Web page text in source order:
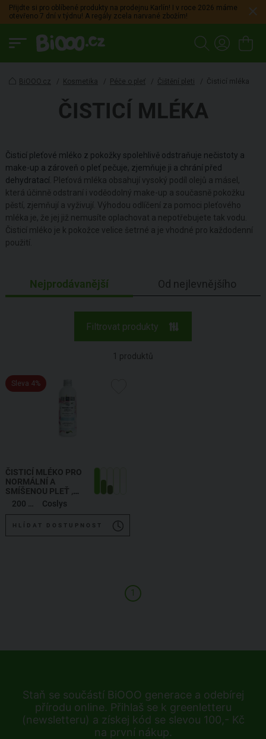
Přijdte si pro oblíbené produkty na prodejnu Karlín! I v roce 2026 máme
otevřeno 7 dní v týdnu! A regály zcela narvané zbožím!
BiOOO.cz / Kosmetika / Péče o pleť / Čištění pleti / Čisticí mléka
ČISTICÍ MLÉKA
Čisticí pleťové mléko z pokožky spolehlivě odstraňuje nečistoty a
make-up a zároveň o pleť pečuje, zjemňuje ji a chrání před
dehydratací. Pleťová mléka obsahují vysoký podíl olejů a másel,
která účinně odstraní i voděodolný make-up a současně pokožku
pěstí, zjemňují a vyživují. Výhodou odlíčení za pomoci pleťového
mléka je, že jej již nemusíte oplachovat a nepotřebujete tak vodu.
Čisticí mléko je k pokožce velice šetrné a je vhodné pro každodenní
použití.
Nejprodávanější Od nejlevnějšího
Filtrovat produkty
1 produktů
Sleva 4%
ČISTICÍ MLÉKO PRO
NORMÁLNÍ A
SMÍŠENOU PLEŤ
FACIAL CLEANSING
MILK
Coslys
HLÍDAT DOSTUPNOST
1
Staň se součástí BiOOO generace a odebírej
přírodu online. Přihlaš se k greenletteru
(newsletteru) a získej kód se slevou 100,- Kč
na první nákup.